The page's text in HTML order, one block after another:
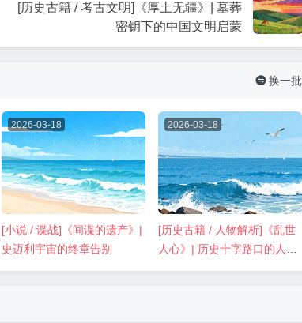
[历史古籍 / 考古文明]《厚土无疆》| 墓葬
密钥下的中国文明启蒙
 换一批
2026-03-18
[小说 / 谍战]《间谍的遗产》|
史迈利宇宙的终章告别
2026-03-18
[历史古籍 / 人物解析]《乱世
人心》| 历史十字路口的人性